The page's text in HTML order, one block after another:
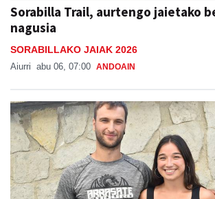
Sorabilla Trail, aurtengo jaietako
nagusia
SORABILLAKO JAIAK 2026
Aiurri abu 06, 07:00 ANDOAIN